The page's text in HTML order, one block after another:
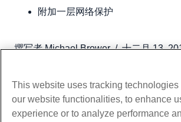
附加一层网络保护
撰写者 Michael Brower/十二月 13,
This website uses tracking technologies
our website functionalities, to enhance
experience or to analyze performance